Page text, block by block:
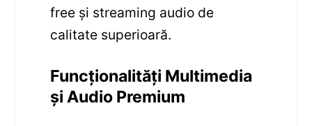
free și streaming audio de
calitate superioară.
Funcționalități Multimedia
și Audio Premium